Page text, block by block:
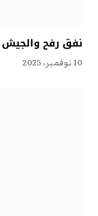
نفق رفح والجيش
10 نوفمبر، 2025